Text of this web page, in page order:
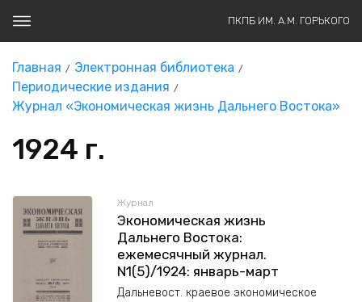
ПКПБ ИМ. А.М. ГОРЬКОГО
Главная
Электронная библиотека
Периодические издания
Журнал «Экономическая жизнь Дальнего Востока»
1924 г.
Журнал
Экономическая жизнь
Дальнего Востока:
ежемесячный журнал.
N1(5)/1924: январь-март
Дальневост. краевое экономическое